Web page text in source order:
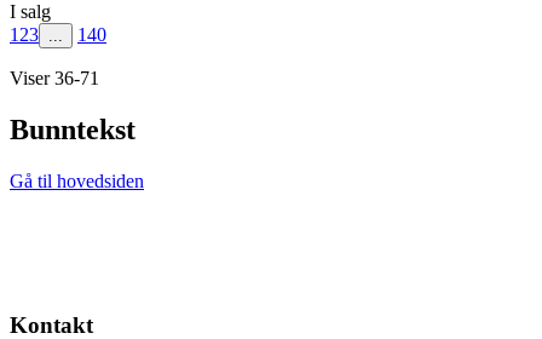
I salg
123 ... 140
Viser 36-71
Bunntekst
Gå til hovedsiden
Kontakt